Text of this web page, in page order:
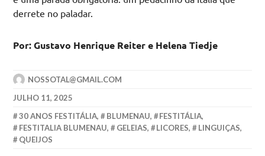
derrete no paladar.
Por: Gustavo Henrique Reiter e Helena Tiedje
NOSSOTAL@GMAIL.COM
JULHO 11, 2025
30 ANOS FESTITÁLIA, BLUMENAU, FESTITÁLIA,
FESTITALIA BLUMENAU, GELEIAS, LICORES, LINGUIÇAS,
QUEIJOS